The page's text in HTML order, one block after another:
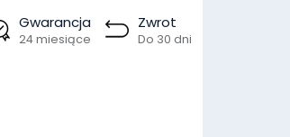
Gwarancja
24 miesiące
Zwrot
Do 30 dni